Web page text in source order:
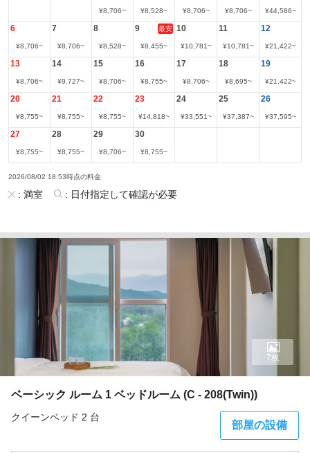
¥8,706~ ¥8,528~ ¥8,706~ ¥8,706~ ¥44,586~
6
¥8,706~
7
¥8,706~
8
¥8,528~
9 最安
¥8,455~
10
¥10,781~
11
¥10,781~
12
¥21,422~
13
¥8,706~
14
¥9,727~
15
¥8,706~
16
¥8,755~
17
¥8,706~
18
¥8,695~
19
¥21,422~
20
¥8,755~
21
¥8,755~
22
¥8,755~
23
¥14,818~
24
¥33,551~
25
¥37,387~
26
¥37,595~
27
¥8,755~
28
¥8,755~
29
¥8,706~
30
¥8,755~
2026/08/02 18:53時点の料金
: 満室 : 日付指定して確認が必要
ベーシック ルーム 1 ベッドルーム (C - 208(Twin))
クイーンベッド 2 台
部屋の設備
7枚